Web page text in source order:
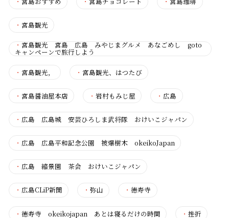
・ 宮島観光
・ 宮島観光 宮島 広島 みやじまグルメ あなごめし goto
キャンペーンで旅行しよう
・ 宮島観光， ・ 宮島観光、はつたび
・ 宮島醤油屋本店 ・岩村もみじ屋 ・ 広島
・ 広島 広島城 安芸ひろしま武将隊 おけいこジャパン
・ 広島 広島平和記念公園 被爆樹木 okeikoJapan
・ 広島 縮景園 茶会 おけいこジャパン
・ 広島CLiP新聞 ・弥山 ・徳寿寺
・ 徳寿寺 okeikojapan あとは寝るだけの時間 ・挫折